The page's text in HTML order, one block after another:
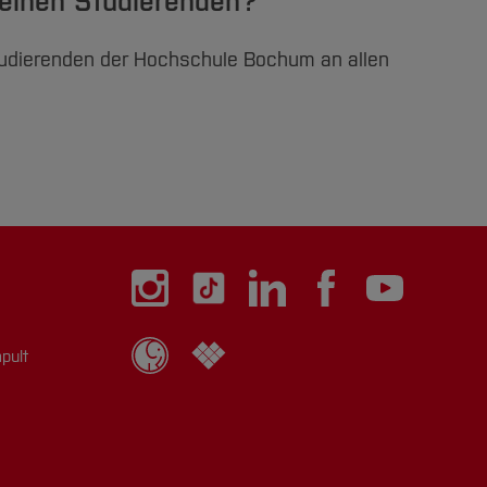
der Hochschule Bochum an allen